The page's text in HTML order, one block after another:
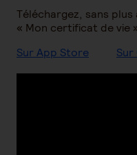
Téléchargez, sans
« Mon certificat de vie
Sur App Store
Sur